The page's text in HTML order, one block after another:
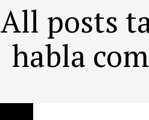
All posts
habla